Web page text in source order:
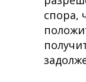
спора,